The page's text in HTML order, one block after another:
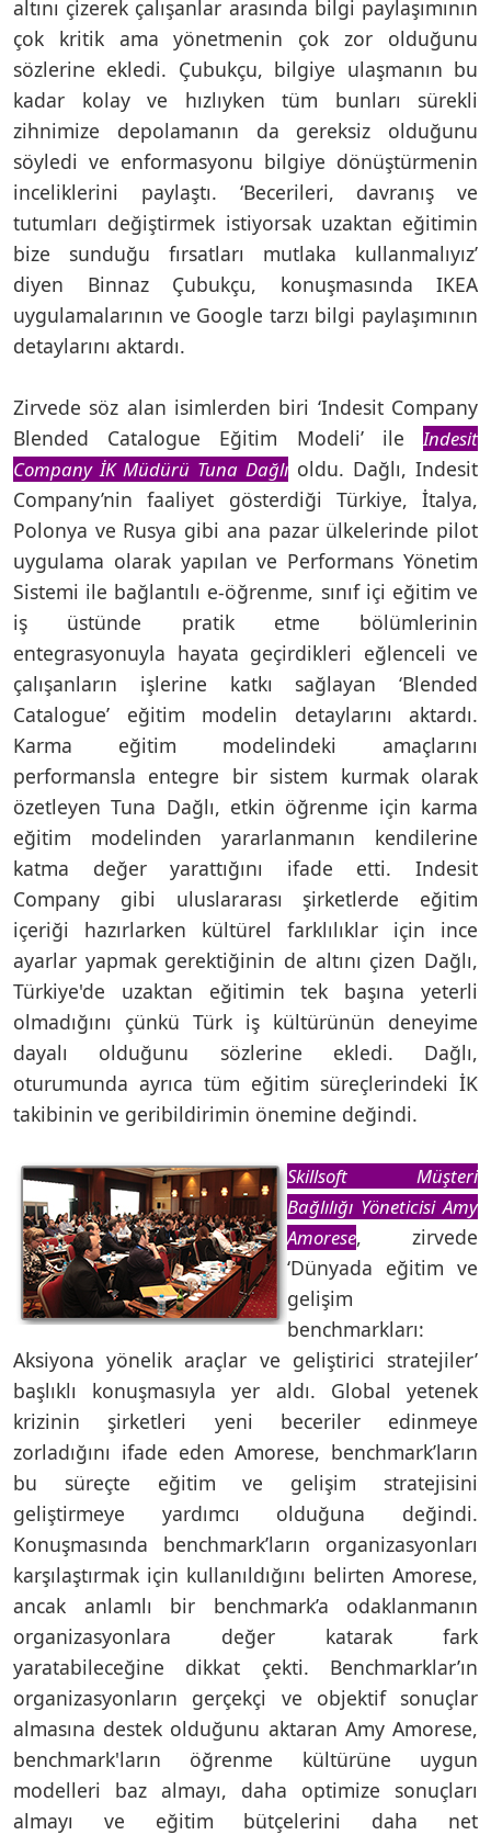
altını çizerek çalışanlar arasında bilgi paylaşımının
çok kritik ama yönetmenin çok zor olduğunu
sözlerine ekledi. Çubukçu, bilgiye ulaşmanın bu
kadar kolay ve hızlıyken tüm bunları sürekli
zihnimize depolamanın da gereksiz olduğunu
söyledi ve enformasyonu bilgiye dönüştürmenin
inceliklerini paylaştı. ‘Becerileri, davranış ve
tutumları değiştirmek istiyorsak uzaktan eğitimin
bize sunduğu fırsatları mutlaka kullanmalıyız’
diyen Binnaz Çubukçu, konuşmasında IKEA
uygulamalarının ve Google tarzı bilgi paylaşımının
detaylarını aktardı.
Zirvede söz alan isimlerden biri ‘Indesit Company
Blended Catalogue Eğitim Modeli’ ile Indesit
Company İK Müdürü Tuna Dağlı oldu. Dağlı, Indesit
Company’nin faaliyet gösterdiği Türkiye, İtalya,
Polonya ve Rusya gibi ana pazar ülkelerinde pilot
uygulama olarak yapılan ve Performans Yönetim
Sistemi ile bağlantılı e-öğrenme, sınıf içi eğitim ve
iş üstünde pratik etme bölümlerinin
entegrasyonuyla hayata geçirdikleri eğlenceli ve
çalışanların işlerine katkı sağlayan ‘Blended
Catalogue’ eğitim modelin detaylarını aktardı.
Karma eğitim modelindeki amaçlarını
performansla entegre bir sistem kurmak olarak
özetleyen Tuna Dağlı, etkin öğrenme için karma
eğitim modelinden yararlanmanın kendilerine
katma değer yarattığını ifade etti. Indesit
Company gibi uluslararası şirketlerde eğitim
içeriği hazırlarken kültürel farklılıklar için ince
ayarlar yapmak gerektiğinin de altını çizen Dağlı,
Türkiye'de uzaktan eğitimin tek başına yeterli
olmadığını çünkü Türk iş kültürünün deneyime
dayalı olduğunu sözlerine ekledi. Dağlı,
oturumunda ayrıca tüm eğitim süreçlerindeki İK
takibinin ve geribildirimin önemine değindi.
Skillsoft Müşteri
Bağlılığı Yöneticisi Amy
Amorese, zirvede
‘Dünyada eğitim ve
gelişim
benchmarkları:
Aksiyona yönelik araçlar ve geliştirici stratejiler’
başlıklı konuşmasıyla yer aldı. Global yetenek
krizinin şirketleri yeni beceriler edinmeye
zorladığını ifade eden Amorese, benchmark’ların
bu süreçte eğitim ve gelişim stratejisini
geliştirmeye yardımcı olduğuna değindi.
Konuşmasında benchmark’ların organizasyonları
karşılaştırmak için kullanıldığını belirten Amorese,
ancak anlamlı bir benchmark’a odaklanmanın
organizasyonlara değer katarak fark
yaratabileceğine dikkat çekti. Benchmarklar’ın
organizasyonların gerçekçi ve objektif sonuçlar
almasına destek olduğunu aktaran Amy Amorese,
benchmark'ların öğrenme kültürüne uygun
modelleri baz almayı, daha optimize sonuçları
almayı ve eğitim bütçelerini daha net